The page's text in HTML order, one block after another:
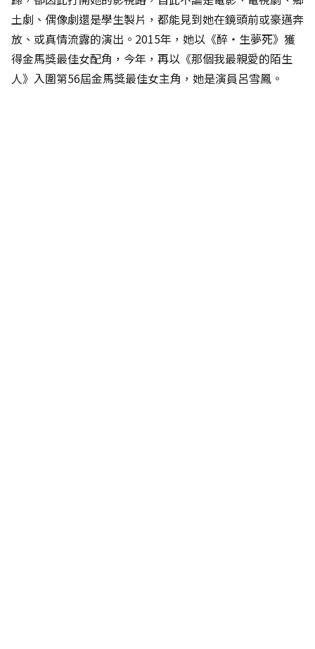
土劇、偶像劇還是學生製片，都能見到她在鏡頭前或豪邁奔
放、或真情流露的演出。2015年，她以《醉‧生夢死》獲
得金馬獎最佳女配角，今年，再以《那個我最親愛的陌生
人》入圍第56屆金馬獎最佳女主角，她是演員呂雪鳳。